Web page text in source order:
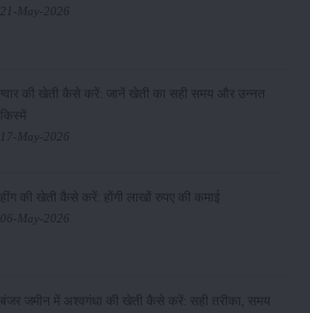
21-May-2026
ग्वार की खेती कैसे करें: जानें खेती का सही समय और उन्नत
किस्में
17-May-2026
हींग की खेती कैसे करें: होंगी लाखों रुपए की कमाई
06-May-2026
बंजर जमीन में अश्वगंधा की खेती कैसे करें: सही तरीका, समय